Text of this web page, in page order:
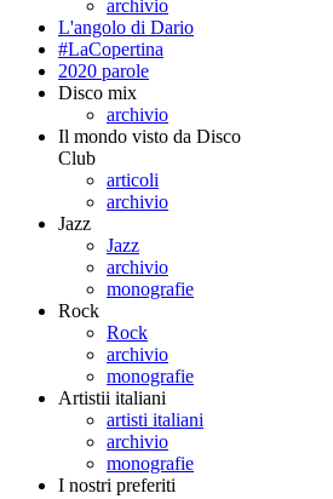
archivio
L'angolo di Dario
#LaCopertina
2020 parole
Disco mix
archivio
Il mondo visto da Disco
Club
articoli
archivio
Jazz
Jazz
archivio
monografie
Rock
Rock
archivio
monografie
Artistii italiani
artisti italiani
archivio
monografie
I nostri preferiti